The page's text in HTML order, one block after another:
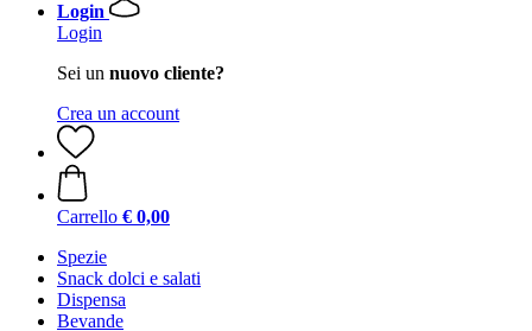
Login
Login
Sei un nuovo cliente?
Crea un account
Carrello € 0,00
Spezie
Snack dolci e salati
Dispensa
Bevande